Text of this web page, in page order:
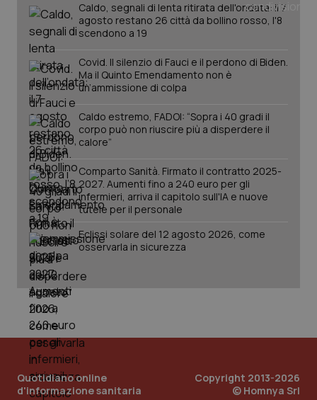
Caldo, segnali di lenta ritirata dell'ondata: il 7
agosto restano 26 città da bollino rosso, l'8
scendono a 19
Covid. Il silenzio di Fauci e il perdono di Biden.
Ma il Quinto Emendamento non è
un’ammissione di colpa
Caldo estremo, FADOI: “Sopra i 40 gradi il
corpo può non riuscire più a disperdere il
calore”
Comparto Sanità. Firmato il contratto 2025-
2027. Aumenti fino a 240 euro per gli
infermieri, arriva il capitolo sull'IA e nuove
tutele per il personale
Eclissi solare del 12 agosto 2026, come
osservarla in sicurezza
Quotidiano online
d'informazione sanitaria
Copyright 2013-2026
© Homnya Srl